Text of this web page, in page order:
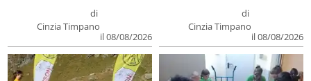
di
Cinzia Timpano
il 08/08/2026
di
Cinzia Timpano
il 08/08/2026